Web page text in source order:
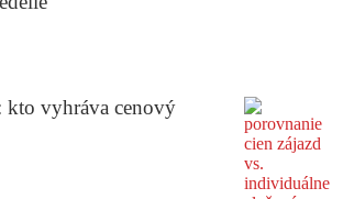
kto vyhráva cenový